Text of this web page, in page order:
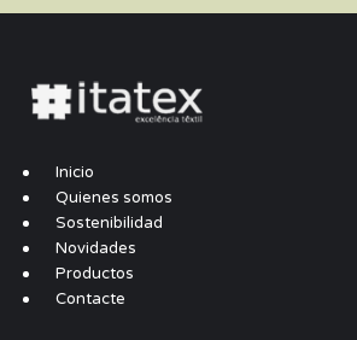
Inicio
Quienes somos
Sostenibilidad
Novidades
Productos
Contacte